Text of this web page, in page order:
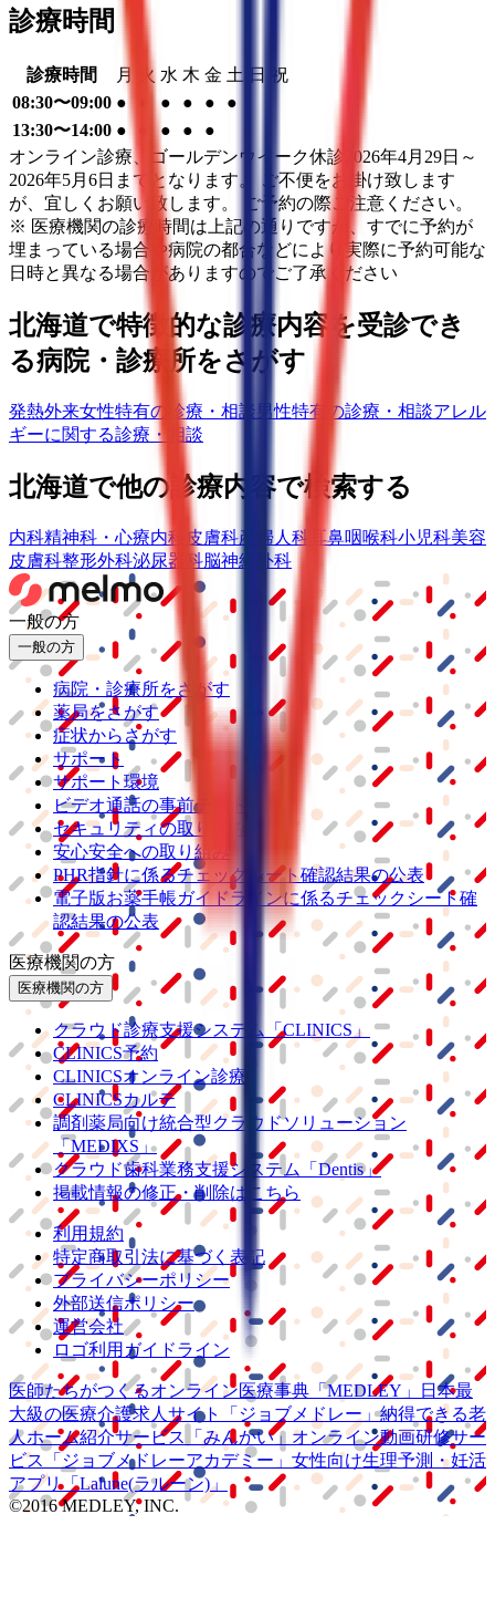
診療時間
診療時間 月 火 水 木 金 土 日
祝
08:30〜09:00 ● ● ● ●
●
13:30〜14:00 ● ● ●
●
オンライン診療、ゴールデンウイーク休診2026年4月29日～
2026年5月6日までとなります。 ご不便をお掛け致します
が、宜しくお願い致します。 ご予約の際ご注意ください。
※ 医療機関の診療時間は上記の通りですが、すでに予約が
埋まっている場合や病院の都合などにより実際に予約可能な
日時と異なる場合がありますのでご了承ください
北海道で特徴的な診療内容を受診でき
る病院・診療所をさがす
発熱外来女性特有の診療・相談 男性特有の診療・相談アレル
ギーに関する診療・相談
北海道で他の診療内容で検索する
内科精神科・心療内科 皮膚科産婦人科 耳鼻咽喉科小児科美容
皮膚科整形外科泌尿器科脳神経外科
一般の方
一般の方
病院・診療所をさがす
薬局をさがす
症状からさがす
サポート
サポート環境
ビデオ通話の事前テスト
セキュリティの取り組み
安心安全への取り組み
PHR指針に係るチェックシート確認結果の公表
電子版お薬手帳ガイドラインに係るチェックシート確
認結果の公表
医療機関の方
医療機関の方
クラウド診療支援システム
「CLINICS」
CLINICS予約
CLINICSオンライン診療
CLINICSカルテ
調剤薬局向け統合型クラウドソリューション
「MEDIXS」
クラウド歯科業務支援システム
「Dentis」
掲載情報の修正・削除はこちら
利用規約
特定商取引法に基づく表記
プライバシーポリシー
外部送信ポリシー
運営会社
ロゴ利用ガイドライン
医師たちがつくるオンライン医療事典 「MEDLEY」
日本最
大級の医療介護求人サイト 「ジョブメドレー」納得できる老
人ホーム紹介サービス
「みんかい」 オンライン動画研修サー
ビス
「ジョブメドレーアカデミー」 女性向け生理予測・妊活
アプリ「Lalune(ラルーン)」
©2016 MEDLEY, INC.